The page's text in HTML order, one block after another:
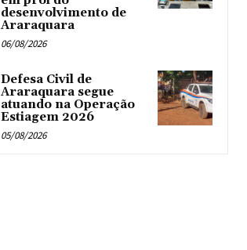
desenvolvimento de
Araraquara
06/08/2026
Defesa Civil de
Araraquara segue
atuando na Operação
Estiagem 2026
05/08/2026